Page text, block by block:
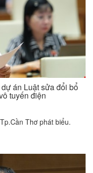
án Luật sửa đổi bổ
tuyến điện
Thơ phát biểu.